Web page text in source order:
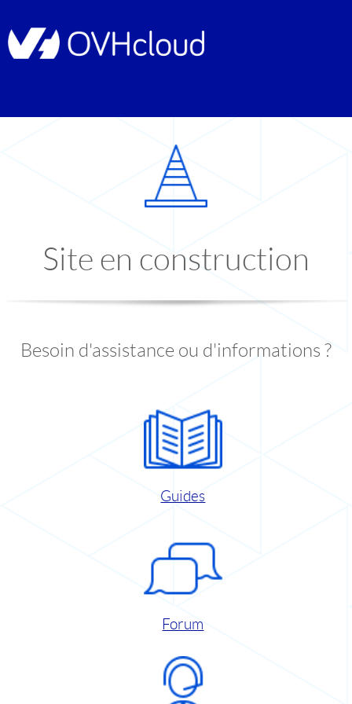
Site en construction
Besoin d'assistance ou d'informations ?
Guides
Forum